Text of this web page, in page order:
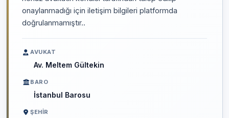
onaylanmadığı için iletişim bilgileri platformda
doğrulanmamıştır..
AVUKAT
Av. Meltem Gültekin
BARO
İstanbul Barosu
ŞEHIR